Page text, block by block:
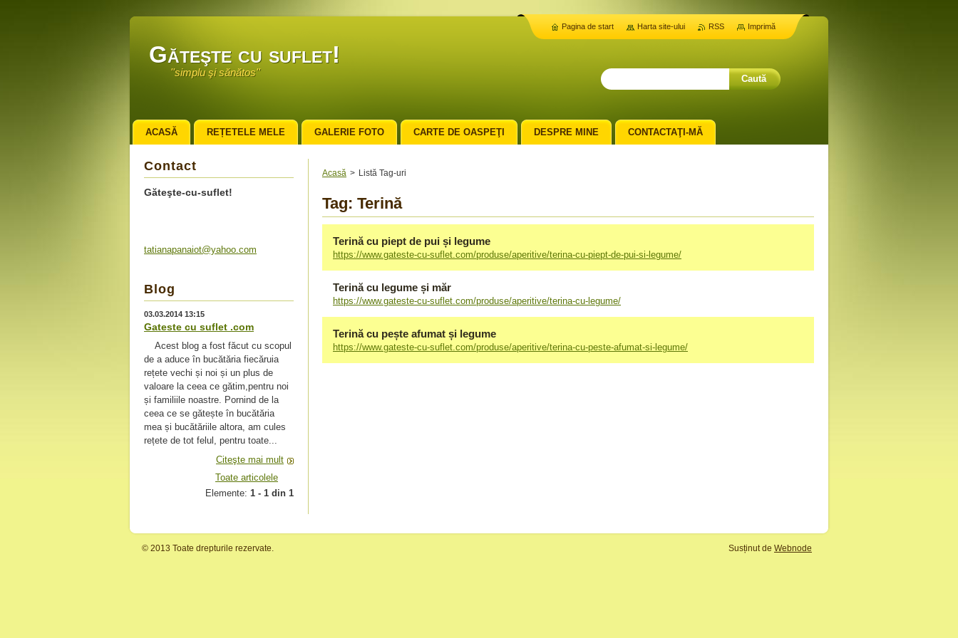
Găteşte cu suflet!
''simplu şi sănătos''
Acasă > Listă Tag-uri
Tag: Terină
Terină cu piept de pui și legume
https://www.gateste-cu-suflet.com/produse/aperitive/terina-cu-piept-de-pui-si-legume/
Terină cu legume și măr
https://www.gateste-cu-suflet.com/produse/aperitive/terina-cu-legume/
Terină cu pește afumat și legume
https://www.gateste-cu-suflet.com/produse/aperitive/terina-cu-peste-afumat-si-legume/
Contact
Găteşte-cu-suflet!
tatianapanaiot@yahoo.com
Blog
03.03.2014 13:15
Gateste cu suflet .com
Acest blog a fost făcut cu scopul
de a aduce în bucătăria fiecăruia
rețete vechi și noi și un plus de
valoare la ceea ce gătim,pentru noi
și familiile noastre. Pornind de la
ceea ce se gătește în bucătăria
mea și bucătăriile altora, am cules
rețete de tot felul, pentru toate...
Citeşte mai mult
Toate articolele
Elemente: 1 - 1 din 1
ACASĂ REȚETELE MELE GALERIE FOTO CARTE DE OASPEŢI DESPRE MINE CONTACTAŢI-MĂ
Pagina de start Harta site-ului RSS Imprimă
© 2013 Toate drepturile rezervate. Susținut de Webnode